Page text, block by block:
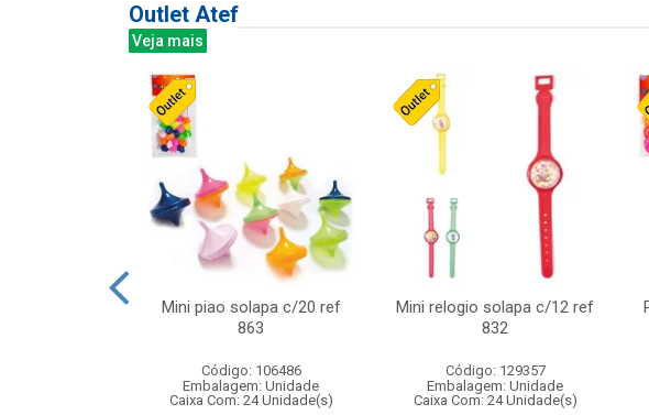
Outlet Atef
Veja mais
Mini piao solapa c/20 ref
863
Código: 106486
Embalagem: Unidade
Caixa Com: 24 Unidade(s)
Mini relogio solapa c/12 ref
832
Código: 129357
Embalagem: Unidade
Caixa Com: 24 Unidade(s)